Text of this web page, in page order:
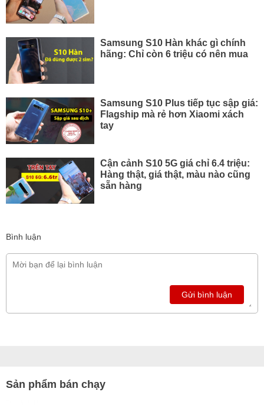
Samsung S10 Hàn khác gì chính
hãng: Chỉ còn 6 triệu có nên mua
Samsung S10 Plus tiếp tục sập giá:
Flagship mà rẻ hơn Xiaomi xách
tay
Cận cảnh S10 5G giá chỉ 6.4 triệu:
Hàng thật, giá thật, màu nào cũng
sẵn hàng
Bình luận
Gửi bình luận
Sản phẩm bán chạy